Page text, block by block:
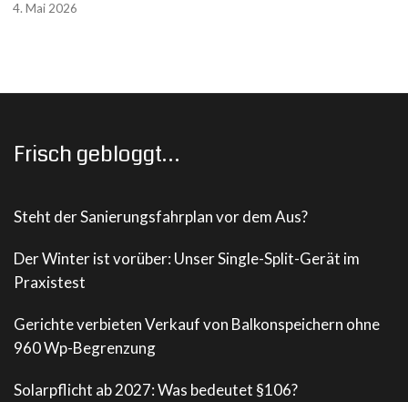
4. Mai 2026
Frisch gebloggt…
Steht der Sanierungsfahrplan vor dem Aus?
Der Winter ist vorüber: Unser Single-Split-Gerät im
Praxistest
Gerichte verbieten Verkauf von Balkonspeichern ohne
960 Wp-Begrenzung
Solarpflicht ab 2027: Was bedeutet §106?